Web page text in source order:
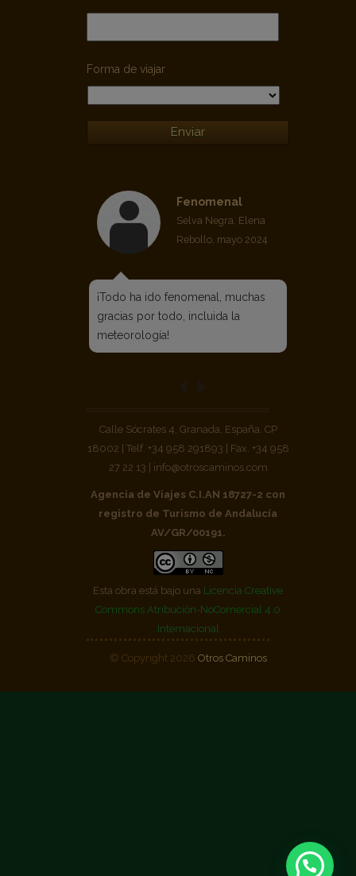
Forma de viajar
Fenomenal
Selva Negra, Elena
Rebollo, mayo 2024
¡Todo ha ido fenomenal, muchas
gracias por todo, incluida la
meteorología!
Calle Sócrates 4, Granada, España. CP
18002 | Telf. +34 958 291893 | Fax. +34 958
27 22 13 | info@otroscaminos.com
Agencia de Viajes C.I.AN 18727-2 con
registro de Turismo de Andalucía
AV/GR/00191.
Esta obra está bajo una Licencia Creative
Commons Atribución-NoComercial 4.0
Internacional
© Copyright 2026 Otros Caminos